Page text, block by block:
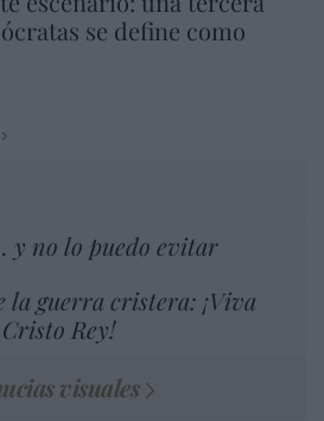
se define como
y no lo puedo evitar
la guerra cristera: ¡Viva
Cristo Rey!
visuales